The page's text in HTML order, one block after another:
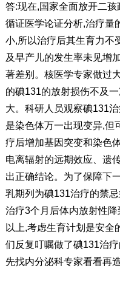
答:现在,国家全面放开二
循证医学论证分析,治疗量
小,所以治疗后其生育力不
及早产儿的发生率未见增
著差别。核医学专家做过
的碘131的放射损伤不及
大。科研人员观察碘131
是染色体万一出现变异,但
疗后增加基因突变和染色
电离辐射的远期效应、遗
出正确结论。为了保障下
乳期列为碘131治疗的禁
治疗3个月后体内放射性
以上,考虑生育计划是安全
们反复叮嘱做了碘131治
先找内分泌科专家看看再